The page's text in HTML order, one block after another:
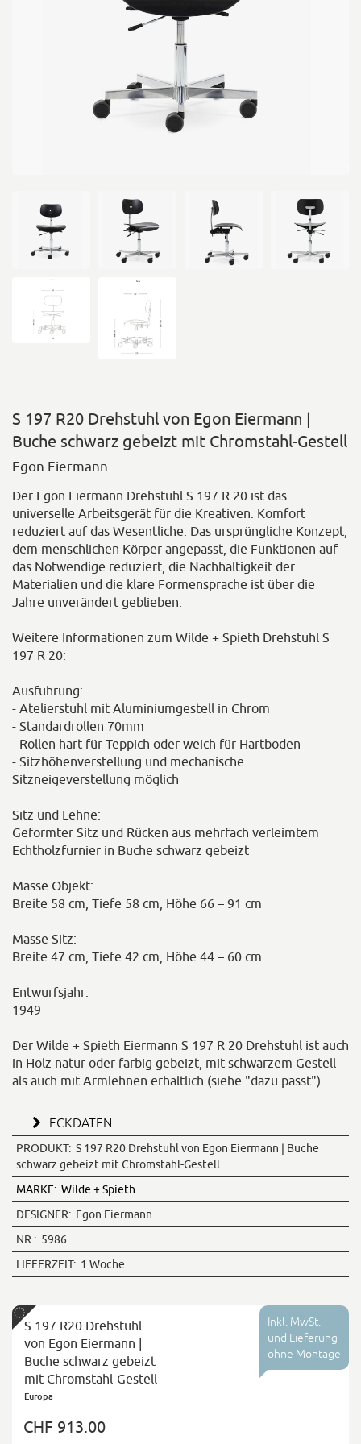
S 197 R20 Drehstuhl von Egon Eiermann |
Buche schwarz gebeizt mit Chromstahl-Gestell
Egon Eiermann
Der Egon Eiermann Drehstuhl S 197 R 20 ist das
universelle Arbeitsgerät für die Kreativen. Komfort
reduziert auf das Wesentliche. Das ursprüngliche Konzept,
dem menschlichen Körper angepasst, die Funktionen auf
das Notwendige reduziert, die Nachhaltigkeit der
Materialien und die klare Formensprache ist über die
Jahre unverändert geblieben.
Weitere Informationen zum Wilde + Spieth Drehstuhl S
197 R 20:
Ausführung:
- Atelierstuhl mit Aluminiumgestell in Chrom
- Standardrollen 70mm
- Rollen hart für Teppich oder weich für Hartboden
- Sitzhöhenverstellung und mechanische
Sitzneigeverstellung möglich
Sitz und Lehne:
Geformter Sitz und Rücken aus mehrfach verleimtem
Echtholzfurnier in Buche schwarz gebeizt
Masse Objekt:
Breite 58 cm, Tiefe 58 cm, Höhe 66 – 91 cm
Masse Sitz:
Breite 47 cm, Tiefe 42 cm, Höhe 44 – 60 cm
Entwurfsjahr:
1949
Der Wilde + Spieth Eiermann S 197 R 20 Drehstuhl ist auch
in Holz natur oder farbig gebeizt, mit schwarzem Gestell
als auch mit Armlehnen erhältlich (siehe "dazu passt").
ECKDATEN
PRODUKT: S 197 R20 Drehstuhl von Egon Eiermann | Buche
schwarz gebeizt mit Chromstahl-Gestell
MARKE: Wilde + Spieth
DESIGNER: Egon Eiermann
NR.: 5986
LIEFERZEIT: 1 Woche
Inkl. MwSt.
und Lieferung
ohne Montage
S 197 R20 Drehstuhl
von Egon Eiermann |
Buche schwarz gebeizt
mit Chromstahl-Gestell
Europa
CHF 913.00